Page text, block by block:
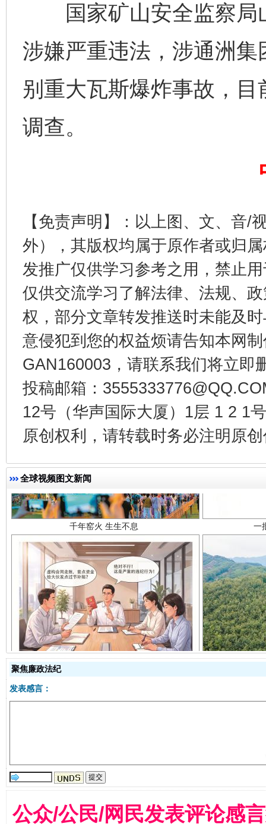
国家矿山安全监察局
涉嫌严重违法，涉通洲集
别重大瓦斯爆炸事故，
调查。
【免责声明】：以上图、文、音/
外），其版权均属于原作者或归
发推广仅供学习参考之用，禁止
仅供交流学习了解法律、法规、
权，部分文章转发推送时未能及
意侵犯到您的权益烦请告知本网
GAN160003，请联系我们将立即
投稿邮箱：
12号（华声国际大厦）1层 1 2 1
原创权利，请转载时务必注明原
全球视频图文新闻
东山县通报“牛蛙产品抗生素超标问题” 法
揭开“小金库”的免责幌子
受贿1.44亿！段成刚被判无期
聚焦廉政法纪
发表感言：
公众/公民/网民发表评论感